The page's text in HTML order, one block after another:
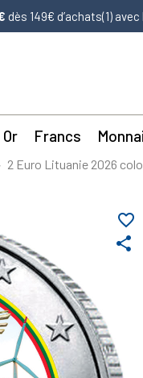
dès 149€ d’achats(1)
Francs
2 Euro Lituanie 2026
share
favorite_border